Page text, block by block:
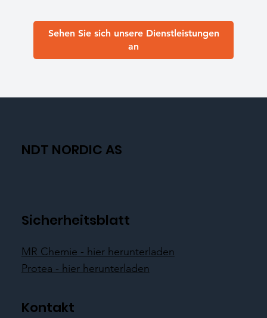
Sehen Sie sich unsere Dienstleistungen
an
NDT NORDIC AS
Sicherheitsblatt
MR Chemie - hier herunterladen
Protea - hier herunterladen
Kontakt